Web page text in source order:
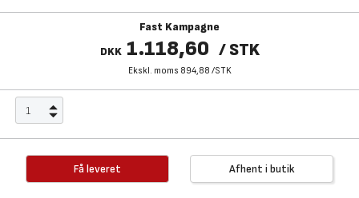
Fast Kampagne
DKK 1.118,60 / STK
Ekskl. moms 894,88 /STK
Få leveret Afhent i butik